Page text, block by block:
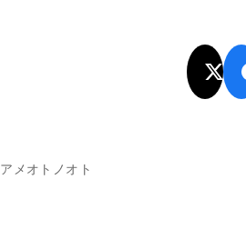
アメオトノオト